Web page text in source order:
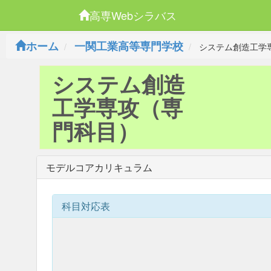
高専Webシラバス
ホーム
一関工業高等専門学校 システム創造工学
システム創造
工学専攻（専
門科目）
モデルコアカリキュラム
科目対応表